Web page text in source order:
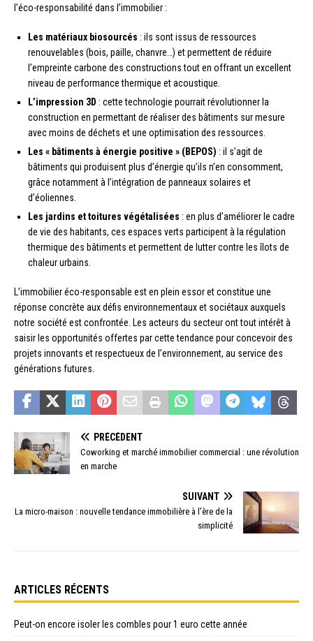
l’éco-responsabilité dans l’immobilier :
Les matériaux biosourcés : ils sont issus de ressources
renouvelables (bois, paille, chanvre…) et permettent de réduire
l’empreinte carbone des constructions tout en offrant un excellent
niveau de performance thermique et acoustique.
L’impression 3D : cette technologie pourrait révolutionner la
construction en permettant de réaliser des bâtiments sur mesure
avec moins de déchets et une optimisation des ressources.
Les « bâtiments à énergie positive » (BEPOS) : il s’agit de
bâtiments qui produisent plus d’énergie qu’ils n’en consomment,
grâce notamment à l’intégration de panneaux solaires et
d’éoliennes.
Les jardins et toitures végétalisées : en plus d’améliorer le cadre
de vie des habitants, ces espaces verts participent à la régulation
thermique des bâtiments et permettent de lutter contre les îlots de
chaleur urbains.
L’immobilier éco-responsable est en plein essor et constitue une
réponse concrète aux défis environnementaux et sociétaux auxquels
notre société est confrontée. Les acteurs du secteur ont tout intérêt à
saisir les opportunités offertes par cette tendance pour concevoir des
projets innovants et respectueux de l’environnement, au service des
générations futures.
PRÉCÉDENT
Coworking et marché immobilier commercial : une révolution
en marche
SUIVANT
La micro-maison : nouvelle tendance immobilière à l’ère de la
simplicité
ARTICLES RÉCENTS
Peut-on encore isoler les combles pour 1 euro cette année